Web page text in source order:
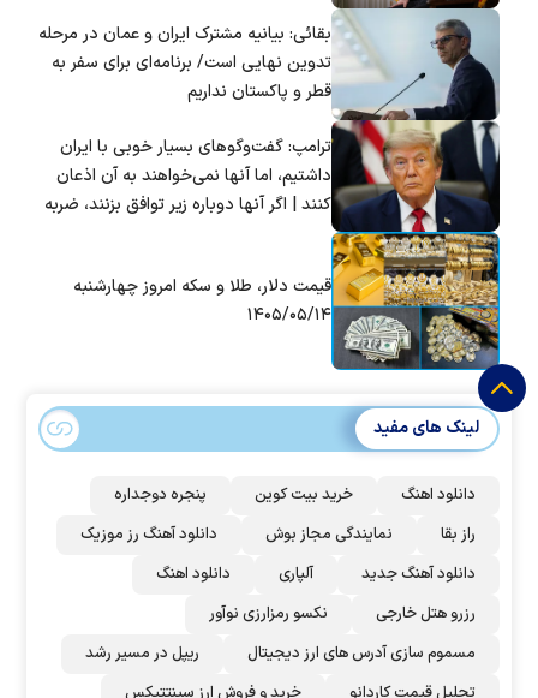
بقائی: بیانیه مشترک ایران و عمان در مرحله
تدوین نهایی است/ برنامه‌ای برای سفر به
قطر و پاکستان نداریم
ترامپ: گفت‌و‌گو‌های بسیار خوبی با ایران
داشتیم، اما آنها نمی‌خواهند به آن اذعان
کنند | اگر آنها دوباره زیر توافق بزنند، ضربه
قیمت دلار، طلا و سکه امروز چهارشنبه
۱۴۰۵/۰۵/۱۴
لینک های مفید
دانلود اهنگ خرید بیت کوین
پنجره دوجداره
راز بقا
نمایندگی مجاز بوش
دانلود آهنگ رز‌ موزیک
دانلود آهنگ جدید
آلپاری
دانلود اهنگ
رزرو هتل خارجی
نکسو رمزارزی نوآور
مسموم سازی آدرس های ارز دیجیتال
ریپل در مسیر رشد
تحلیل قیمت کاردانو
خرید و فروش ارز سینتتیکس